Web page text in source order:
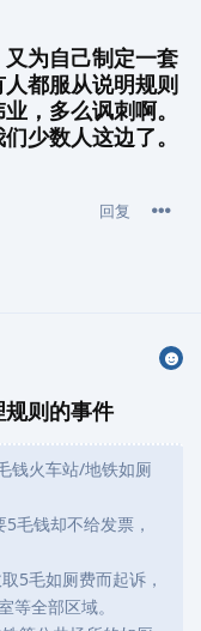
为自己制定一套
都服从说明规则
，多么讽刺啊。
少数人这边了。
回复
则的事件
钱火车站/地铁如厕
毛钱却不给发票，
5毛如厕费而起诉，
等全部区域。